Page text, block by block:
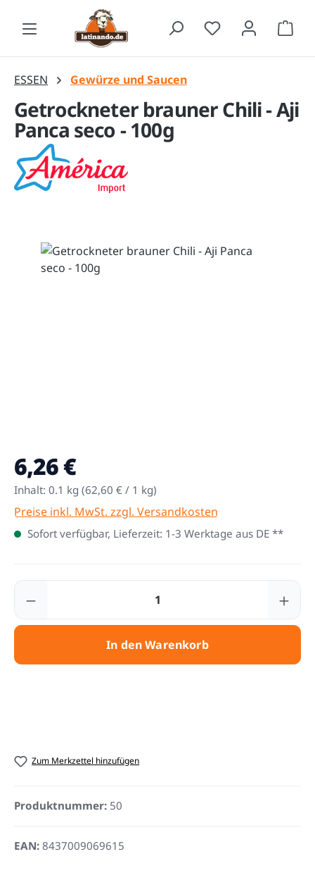
Zum Hauptinhalt springen
ESSEN Gewürze und Saucen
Getrockneter brauner Chili - Aji
Panca seco - 100g
Regulärer Preis:
6,26 €
Inhalt: 0.1 kg (62,60 € / 1 kg)
Preise inkl. MwSt. zzgl. Versandkosten
Sofort verfügbar, Lieferzeit: 1-3 Werktage aus DE **
Produkt Anzahl: Gib den gewünschten
In den Warenkorb
Zum Merkzettel hinzufügen
Produktnummer: 50
EAN: 8437009069615